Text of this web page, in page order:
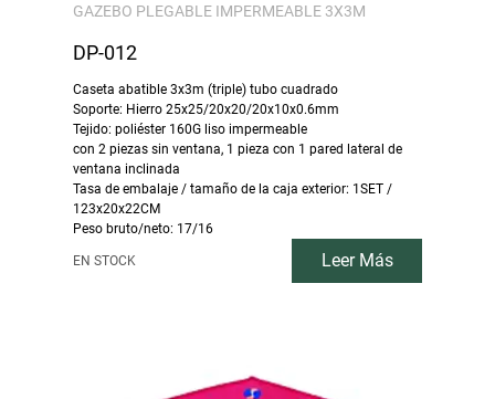
GAZEBO PLEGABLE IMPERMEABLE 3X3M
DP-012
Caseta abatible 3x3m (triple) tubo cuadrado
Soporte: Hierro 25x25/20x20/20x10x0.6mm
Tejido: poliéster 160G liso impermeable
con 2 piezas sin ventana, 1 pieza con 1 pared lateral de
ventana inclinada
Tasa de embalaje / tamaño de la caja exterior: 1SET /
123x20x22CM
Peso bruto/neto: 17/16
EN STOCK Leer Más